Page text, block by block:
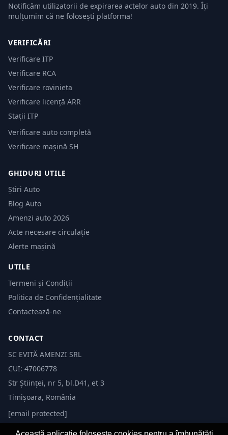
Notificăm utilizatorii de expirarea actelor auto din 2019. Îți
mulțumim că ne folosești platforma!
VERIFICĂRI
Verificare ITP
Verificare RCA
Verificare rovinieta
Verificare licență ARR
Stații ITP
Verificare auto completă
Verificare mașină SH
GHIDURI UTILE
Știri Auto
Blog Auto
Amenzi auto 2026
Acte necesare circulație
Alerte mașină
UTILE
Termeni și Condiții
Politica de Confidențialitate
Contactează-ne
CONTACT
SC EVITĂ AMENZI SRL
CUI: 47006778
Str Științei, nr 5, bl.D41, et 3
Timișoara, România
[email protected]